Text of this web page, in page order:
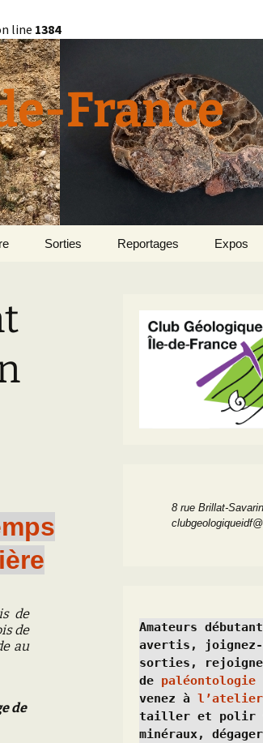
line 1384
France
Sorties Reportages Expos
de
de
au
de
8 rue Brillat-
Amateurs
avertis, joignez-
sorties,
de
venez à l’atelier
tailler et polir
minéraux,